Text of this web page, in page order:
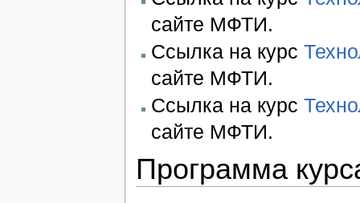
сайте МФТИ.
Cсылка на курс
сайте МФТИ.
Cсылка на курс
сайте МФТИ.
Программа